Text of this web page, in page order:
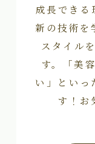
成長できる
新の技術を
スタイル
す。「美
い」といっ
す！お